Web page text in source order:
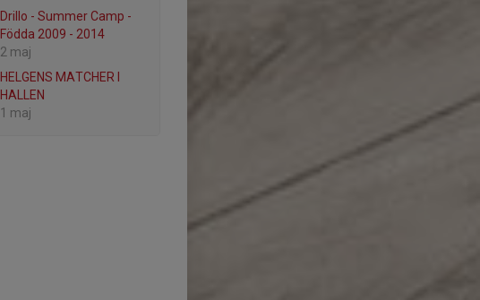
Drillo - Summer Camp -
Födda 2009 - 2014
2 maj
HELGENS MATCHER I
HALLEN
1 maj